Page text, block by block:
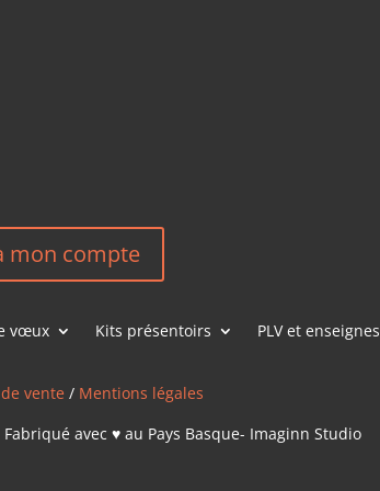
mon compte
vœux Kits présentoirs PLV et enseignes
vente / Mentions légales
avec ♥ au Pays Basque- Imaginn Studio